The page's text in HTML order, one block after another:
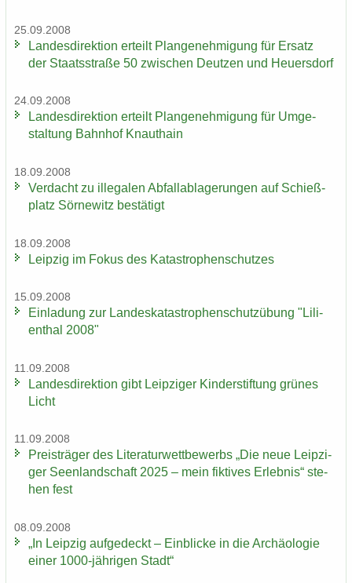
25.09.2008
Lan­des­di­rek­ti­on er­teilt Plan­ge­neh­mi­gung für Er­satz
der Staats­stra­ße 50 zwi­schen Deut­zen und Heu­ers­dorf
24.09.2008
Lan­des­di­rek­ti­on er­teilt Plan­ge­neh­mi­gung für Um­ge­
stal­tung Bahn­hof Knaut­hain
18.09.2008
Ver­dacht zu il­le­ga­len Ab­fall­ab­la­ge­run­gen auf Schieß­
platz Sör­ne­witz be­stä­tigt
18.09.2008
Leip­zig im Fokus des Ka­ta­stro­phen­schut­zes
15.09.2008
Ein­la­dung zur Lan­des­ka­ta­stro­phen­schutz­übung "Li­li­
en­thal 2008"
11.09.2008
Lan­des­di­rek­ti­on gibt Leip­zi­ger Kin­der­stif­tung grü­nes
Licht
11.09.2008
Preis­trä­ger des Li­te­ra­tur­wett­be­werbs „Die neue Leip­zi­
ger Se­en­land­schaft 2025 – mein fik­ti­ves Er­leb­nis“ ste­
hen fest
08.09.2008
„In Leip­zig auf­ge­deckt – Ein­bli­cke in die Ar­chäo­lo­gie
einer 1000-​jährigen Stadt“